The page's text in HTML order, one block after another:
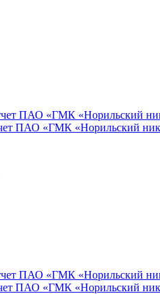
ПАО «ГМК «Норильский
ПАО «ГМК «Норильский
ПАО «ГМК «Норильский
ПАО «ГМК «Норильский